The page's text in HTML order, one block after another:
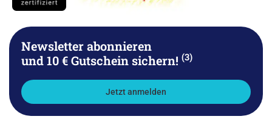
Newsletter abonnieren
und 10 € Gutschein sichern! (3)
Jetzt anmelden